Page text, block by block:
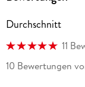
ihrem Abschluss
und Spanischen.
Durchschnitt
11
10 Bewertungen